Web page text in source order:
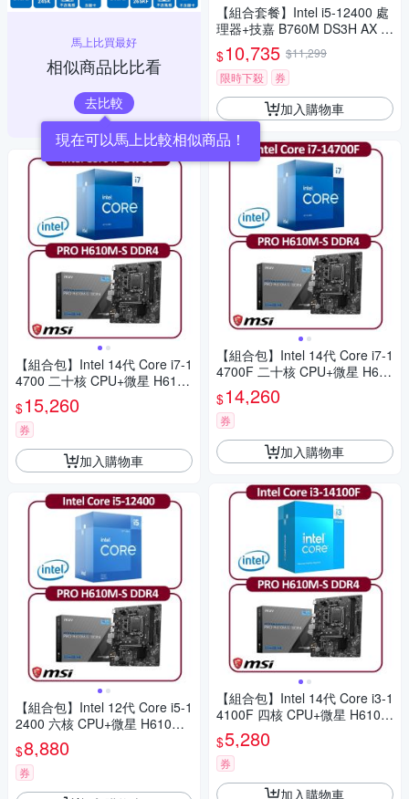
馬上比買最好
相似商品比比看
去比較
現在可以馬上比較相似商品！
【組合包】Intel 14代 Core i7-1
4700 二十核 CPU+微星 H610
M-S DDR4 主機板
$15,260
券
加入購物車
【組合包】Intel 12代 Core i5-1
2400 六核 CPU+微星 H610M-
S DDR4 主機板
$8,880
券
【組合套餐】Intel i5-12400 處
理器+技嘉 B760M DS3H AX 主
機板+美光 DDR5 4800 16G 記
憶體
$10,735 $11,299
限時下殺
券
加入購物車
【組合包】Intel 14代 Core i7-1
4700F 二十核 CPU+微星 H610
M-S DDR4 主機板
$14,260
券
加入購物車
【組合包】Intel 14代 Core i3-1
4100F 四核 CPU+微星 H610M
-S DDR4 主機板
$5,280
券
加入購物車